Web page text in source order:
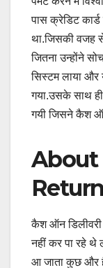
पास क्रेडिट
था.जिसकी वजह
जितना उन्होंने
सिस्टम लाया
गया.उसके साथ ही
गयी जिसने कैश
About
कैश ऑन डिलीवरी
नहीं कर पा रहे थे
आ जाता कुछ और